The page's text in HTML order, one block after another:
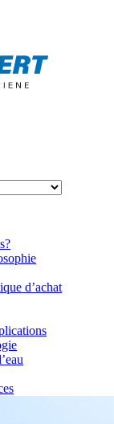
d’achat